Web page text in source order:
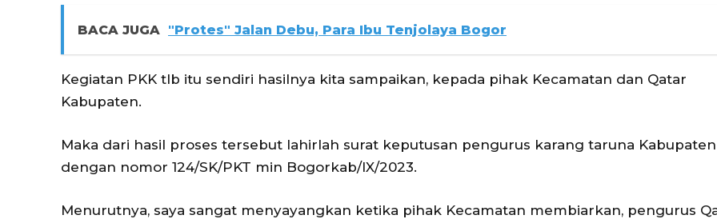
BACA JUGA "Protes" Jalan Debu, Para Ibu Tenjolaya Bogor
Kegiatan PKK tlb itu sendiri hasilnya kita sampaikan, kepada pihak Kecamatan dan Qatar
Kabupaten.
Maka dari hasil proses tersebut lahirlah surat keputusan pengurus karang taruna Kabupaten
dengan nomor 124/SK/PKT min Bogorkab/IX/2023.
Menurutnya, saya sangat menyayangkan ketika pihak Kecamatan membiarkan, pengurus